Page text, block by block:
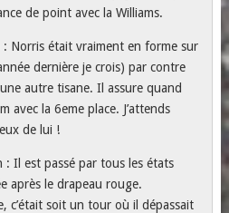
de point avec la Williams.
: Norris était vraiment en forme sur
dernière je crois) par contre
une autre tisane. Il assure quand
avec la 6eme place. J’attends
de lui !
: Il est passé par tous les états
après le drapeau rouge.
c’était soit un tour où il dépassait